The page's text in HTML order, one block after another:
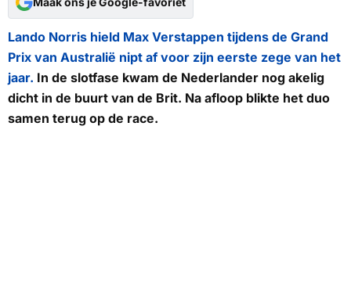
Lando Norris hield Max Verstappen tijdens de Grand
Prix van Australië nipt af voor zijn eerste zege van het
jaar. In de slotfase kwam de Nederlander nog akelig
dicht in de buurt van de Brit. Na afloop blikte het duo
samen terug op de race.